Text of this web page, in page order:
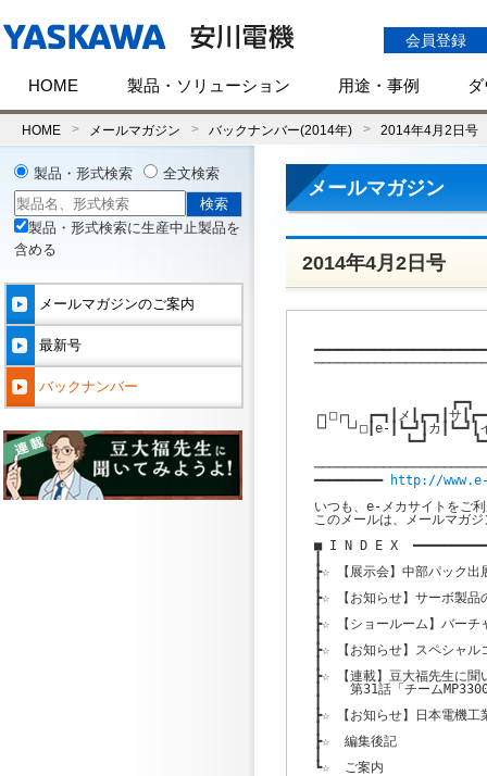
会員登録
HOME 製品・ソリューション 用途・事例
HOME メールマガジン バックナンバー(2014年) 2014年4月2日号
メールマガジン
2014年4月2日号
┌┐□┌┐  ┏━┓┃メ┃┏━┓┃サ
└┘  └┘□┃e-┃┗━┛┃カ┃┗━┛┃
┗━┛
━━━━━━━━━ http://
いつも、e-メカサイトをご
このメールは、メールマガ
■ I N D E X
┣☆ 【展示会】中部パック出
┣☆ 【お知らせ】サーボ製品
┣☆ 【ショールーム】バーチ
┣☆ 【お知らせ】スペシャル
┣☆ 【連載】豆大福先生に聞
┃　  第31話「チーム
┣☆ 【お知らせ】日本電機工
┣☆  編集後記
┗☆  ご案内
製品・形式検索 全文検索
製品・形式検索に生産中止製品を
含める
メールマガジンのご案内
最新号
バックナンバー